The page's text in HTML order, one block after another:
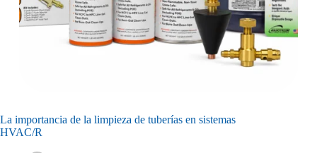
La importancia de la limpieza de tuberías en sistemas
HVAC/R